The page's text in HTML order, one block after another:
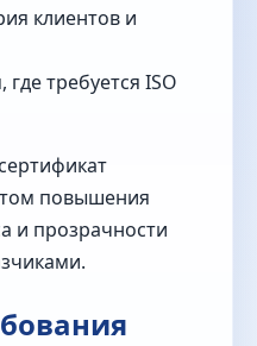
клиентов и
где требуется ISO
повышения
и прозрачности